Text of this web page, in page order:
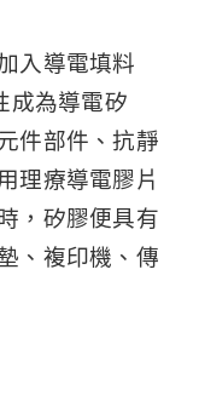
入導電填料
成為導電矽
件部件、抗靜
理療導電膠片
，矽膠便具有
、複印機、傳